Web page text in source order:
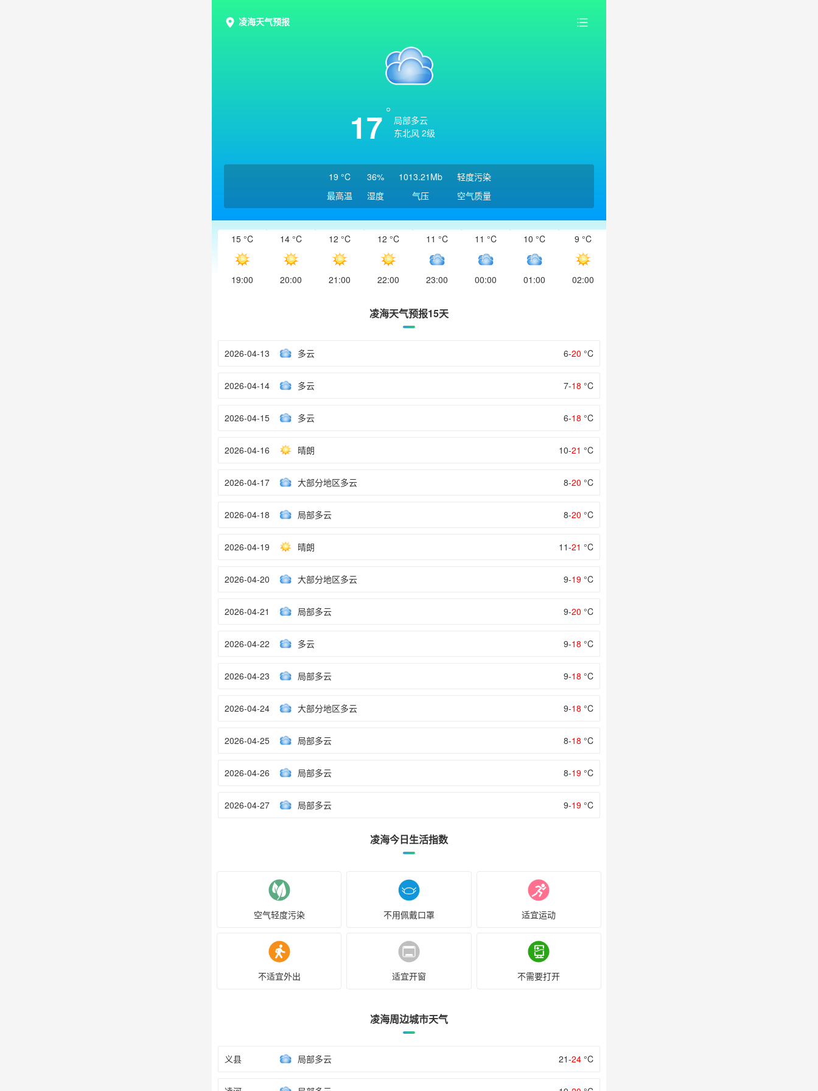
凌海天气预报
17
局部多云
东北风 2级
19 °C
最高温
36%
湿度
1013.21Mb
气压
轻度污染
空气质量
15 °C
19:00
14 °C
20:00
12 °C
21:00
12 °C
22:00
11 °C
23:00
11 °C
00:00
10 °C
01:00
9 °C
02:00
凌海天气预报15天
2026-04-13 多云 6-20 °C
2026-04-14 多云 7-18 °C
2026-04-15 多云 6-18 °C
2026-04-16 晴朗 10-21 °C
2026-04-17 大部分地区多云 8-20 °C
2026-04-18 局部多云 8-20 °C
2026-04-19 晴朗 11-21 °C
2026-04-20 大部分地区多云 9-19 °C
2026-04-21 局部多云 9-20 °C
2026-04-22 多云 9-18 °C
2026-04-23 局部多云 9-18 °C
2026-04-24 大部分地区多云 9-18 °C
2026-04-25 局部多云 8-18 °C
2026-04-26 局部多云 8-19 °C
2026-04-27 局部多云 9-19 °C
凌海今日生活指数
空气轻度污染 不用佩戴口罩 适宜运动
不适宜外出 适宜开窗 不需要打开
凌海周边城市天气
义县 局部多云 21-24 °C